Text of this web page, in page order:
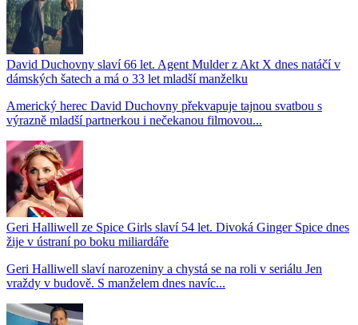
David Duchovny slaví 66 let. Agent Mulder z Akt X dnes natáčí v
dámských šatech a má o 33 let mladší manželku
Americký herec David Duchovny překvapuje tajnou svatbou s
výrazně mladší partnerkou i nečekanou filmovou...
Geri Halliwell ze Spice Girls slaví 54 let. Divoká Ginger Spice dnes
žije v ústraní po boku miliardáře
Geri Halliwell slaví narozeniny a chystá se na roli v seriálu Jen
vraždy v budově. S manželem dnes navíc...